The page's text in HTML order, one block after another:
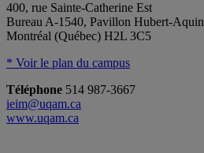
400, rue Sainte-Catherine Est
Bureau A-1540, Pavillon Hubert-Aquin
Montréal (Québec) H2L 3C5
* Voir le plan du campus
Téléphone 514 987-3667
ieim@uqam.ca
www.uqam.ca